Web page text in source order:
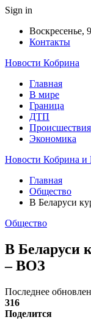
Sign in
Воскресенье,
Контакты
Новости Кобрина
Главная
В мире
Граница
ДТП
Происшествия
Экономика
Новости Кобрина и
Главная
Общество
В Беларуси
Общество
В Беларуси
– ВОЗ
Последнее
316
Поделится